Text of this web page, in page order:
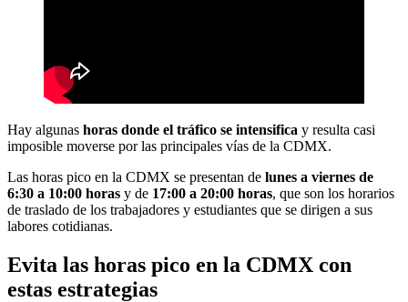
Hay algunas horas donde el tráfico se intensifica y resulta casi
imposible moverse por las principales vías de la CDMX.
Las horas pico en la CDMX se presentan de lunes a viernes de
6:30 a 10:00 horas y de 17:00 a 20:00 horas, que son los horarios
de traslado de los trabajadores y estudiantes que se dirigen a sus
labores cotidianas.
Evita las horas pico en la CDMX con
estas estrategias